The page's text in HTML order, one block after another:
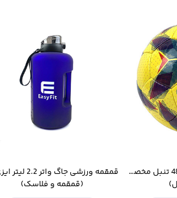
توپ فوتسال مولتن 4800 تنبل مخصوص سالن
(قمقمه و فلاسک)